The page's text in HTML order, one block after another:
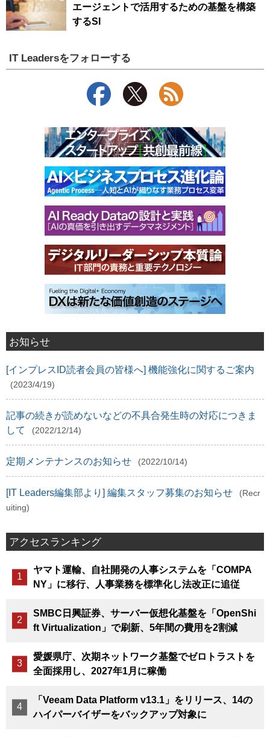
エージェントで活用するための基盤を構築
するSI
IT Leadersをフォローする
お知らせ
[インプレスID読者会員の皆様へ] 機能強化に関するご案内
(2023/4/19)
記事の続きが読めないなどの不具合発生時の対応につきま
して
(2022/12/14)
定期メンテナンスのお知らせ (2022/10/14)
[IT Leaders編集部より] 編集スタッフ募集のお知らせ
(Recr
uiting)
アクセスランキング
ヤマト運輸、自社開発の人事システムを「COMPA
NY」に移行、人事業務を標準化し法改正に追従
SMBC日興証券、サーバー仮想化基盤を「OpenShi
ft Virtualization」で刷新、5年間の費用を2割減
愛媛県庁、次期ネットワーク基盤でゼロトラストを
全面採用し、2027年1月に稼働
「Veeam Data Platform v13.1」をリリース、14の
ハイパーバイザーをバックアップ対象に